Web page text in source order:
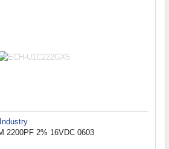
2200PF 2% 16VDC 0603